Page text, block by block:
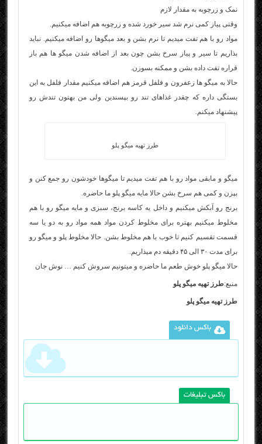
نمک و زرچوبه به مقدار لازم
وقتی پیاز کمی نرم شد سیر خورد شده و زرچوبه هم اضافه میکنیم.
مواد رو با هم تفت میدیم تا نرم بشن و بعد میگوها رو اضافه میکنیم. نباید
بذاریم تا سیر و پیاز سرخ بشن چون بعد از اضافه شدن میگو ها هم باز
قراره تفت داده بشن و ممکنه بسوزن.
حالا به میگو ها زعفرون و فلفل قرمز هم اضافه میکنیم مقدار فلفل به این
بستگی داره که چقدر غذاهای تند رو بپسندین ولی من بهتون تندش رو
پیشنهاد میکنم.
طرز تهیه میگو پلو
میگو و مابقی مواد رو با هم تفت میدیم تا میگوها خودشون رو جمع کنن و
بپزن و کمی هم سرخ بشن حالا مایه میگو پلو ما حاضره.
برنج رو آبکش میکنیم و داخل یه کاسه برنج، سبزی و مایه میگو رو با هم
مخلوط میکنیم بهتره برای مخلوط کردن مواد همه مواد رو به دو یا سه
قسمت تقسیم کنیم تا خوب با هم مخلوط بشن. حالا مخلوط پلو و میگو رو
برای مدت ۳۰ الی ۴۵ دقیقه دم میذاریم.
حالا میگو پلو خوش طعم ما حاضره و میتونیم سروش کنیم … نوش جان
منبع:طرز تهیه میگو پلو
طرز تهیه میگو پلو
باکس دانلود
باکس تبلیغات